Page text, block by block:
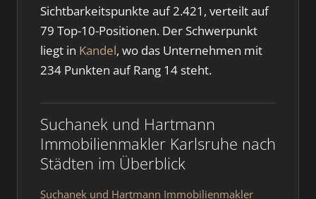
Sichtbarkeitspunkte auf 2.421, verteilt auf
79 Top-10-Positionen. Der Schwerpunkt
liegt in Kandel, wo das Unternehmen mit
234 Punkten auf Rang 14 steht.
Suchanek und Hartmann
Immobilienmakler Karlsruhe nach
Städten im Überblick
Suchanek und Hartmann Immobilienmakler